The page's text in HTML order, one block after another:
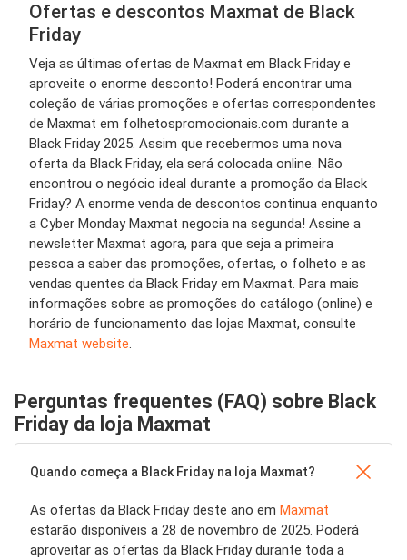
Ofertas e descontos Maxmat de Black
Friday
Veja as últimas ofertas de Maxmat em Black Friday e
aproveite o enorme desconto! Poderá encontrar uma
coleção de várias promoções e ofertas correspondentes
de Maxmat em folhetospromocionais.com durante a
Black Friday 2025. Assim que recebermos uma nova
oferta da Black Friday, ela será colocada online. Não
encontrou o negócio ideal durante a promoção da Black
Friday? A enorme venda de descontos continua enquanto
a Cyber ​​Monday Maxmat negocia na segunda! Assine a
newsletter Maxmat agora, para que seja a primeira
pessoa a saber das promoções, ofertas, o folheto e as
vendas quentes da Black Friday em Maxmat. Para mais
informações sobre as promoções do catálogo (online) e
horário de funcionamento das lojas Maxmat, consulte
Maxmat website.
Perguntas frequentes (FAQ) sobre Black
Friday da loja Maxmat
Quando começa a Black Friday na loja Maxmat?
As ofertas da Black Friday deste ano em Maxmat
estarão disponíveis a 28 de novembro de 2025. Poderá
aproveitar as ofertas da Black Friday durante toda a